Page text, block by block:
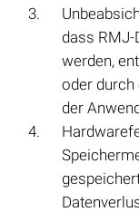
dass
werden,
oder durch
der